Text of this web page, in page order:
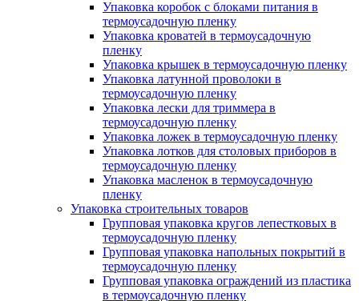
Упаковка коробок с блоками питания в
термоусадочную пленку
Упаковка кроватей в термоусадочную
пленку
Упаковка крышек в термоусадочную пленку
Упаковка латунной проволоки в
термоусадочную пленку
Упаковка лески для триммера в
термоусадочную пленку
Упаковка ложек в термоусадочную пленку
Упаковка лотков для столовых приборов в
термоусадочную пленку
Упаковка масленок в термоусадочную
пленку
Упаковка строительных товаров
Групповая упаковка кругов лепестковых в
термоусадочную пленку
Групповая упаковка напольных покрытий в
термоусадочную пленку
Групповая упаковка ограждений из пластика
в термоусадочную пленку